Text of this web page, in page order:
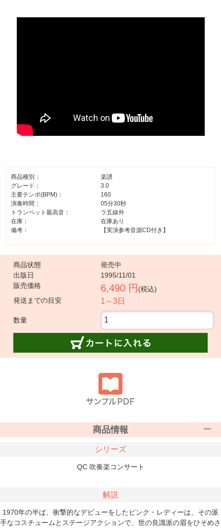
商品種別：
楽譜
グレード：
3.0
主要テンポ(BPM)：
160
演奏時間：
05分30秒
トランペット最高音：
ラ五線外
在庫：
在庫あり
備考：
【実演参考音源CD付き】
商品状態
発売中
出版日
1995/11/01
販売価格
6,490 円 (税込)
発送までの目安
1～3日
数量
商品情報
シリーズ
QC 吹奏楽コンサート
解説
1970年の半ば、衝撃的なデビューをしたピンク・レディーは、その派
手なコスチュームとステージアクションで、世の良識派の眉をひそめさ